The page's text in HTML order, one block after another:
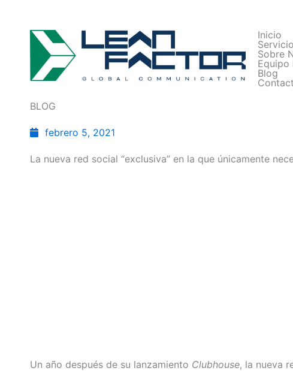
Inicio
Sobre
Equipo
Blog
BLOG
febrero 5, 2021
La nueva red social “exclusiva” en la que únicamente
Un año después de su lanzamiento Clubhouse, la nueva